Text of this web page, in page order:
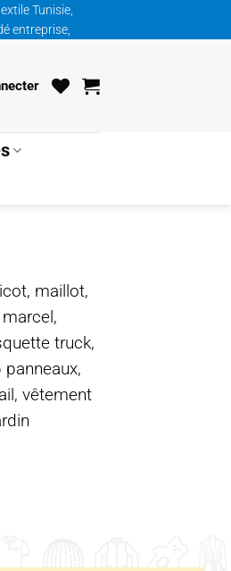
Tunisie,
entreprise,
maillot,
truck,
vêtement